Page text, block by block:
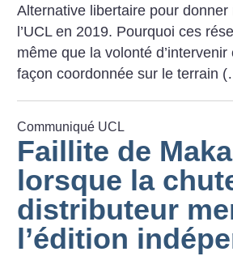
Alternative libertaire pour donner
l’UCL en 2019. Pourquoi ces
même que la volonté
façon coordonnée sur le terrain
Communiqué UCL
Faillite de
lorsque la
distributeur
l’édition